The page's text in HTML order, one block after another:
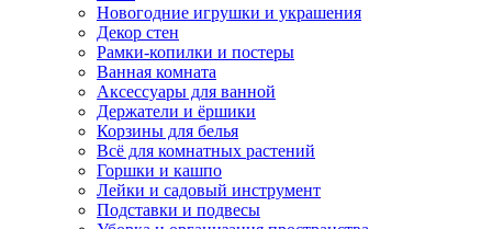
Новогодние игрушки и украшения
Декор стен
Рамки-копилки и постеры
Ванная комната
Аксессуары для ванной
Держатели и ёршики
Корзины для белья
Всё для комнатных растений
Горшки и кашпо
Лейки и садовый инструмент
Подставки и подвесы